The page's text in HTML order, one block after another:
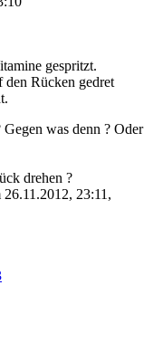
gespritzt.
den Rücken gedret
was denn ? Oder
drehen ?
26.11.2012, 23:11,